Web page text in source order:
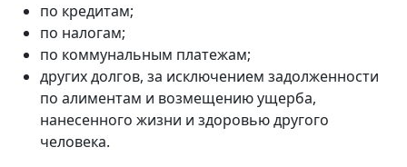
по кредитам;
по налогам;
по коммунальным платежам;
других долгов, за исключением задолженности
по алиментам и возмещению ущерба,
нанесенного жизни и здоровью другого
человека.